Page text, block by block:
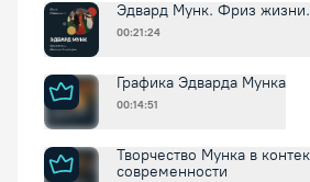
Эдвард Мунк. Фриз
00:21:24
Графика Эдварда Мунка
00:14:51
Творчество Мунка в
современности